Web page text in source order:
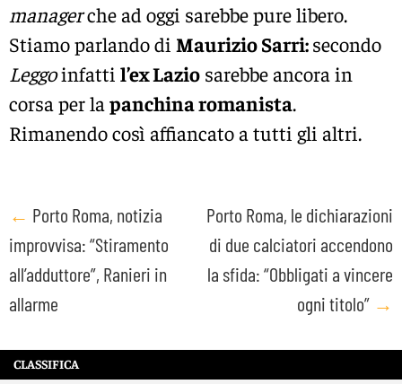
managerche ad oggi sarebbe pure libero.
Stiamo parlando di Maurizio Sarri:secondo
Leggoinfatti l’ex Lazio sarebbe ancora in
corsa per la panchina romanista.
Rimanendo così affiancato a tutti gli altri.
Post
navigation
← Porto Roma, notizia
improvvisa: “Stiramento
all’adduttore”, Ranieri in
allarme
Porto Roma, le dichiarazioni
di due calciatori accendono
la sfida: “Obbligati a vincere
ogni titolo” →
CLASSIFICA